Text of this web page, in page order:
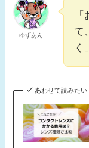
ゆずあん
て
く」
あわせて読みたい